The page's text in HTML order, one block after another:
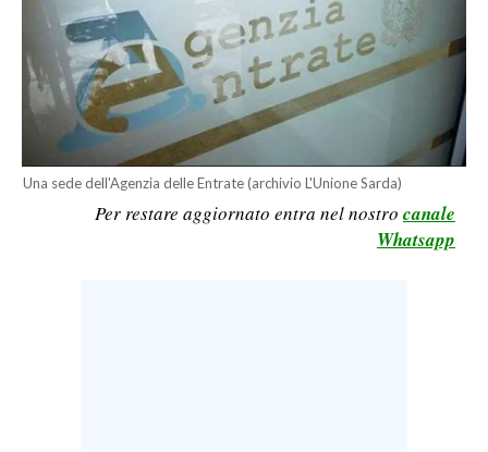
SERVIZI ALLE IMPRESE
LAVORO
BANDI
SPORT IN SARDEGNA
Una sede dell'Agenzia delle Entrate (archivio L'Unione Sarda)
Per restare aggiornato entra nel nostro canale
Whatsapp